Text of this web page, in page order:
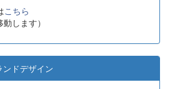
こちら
します）
ドデザイン